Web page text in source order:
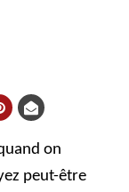
on
peut-être